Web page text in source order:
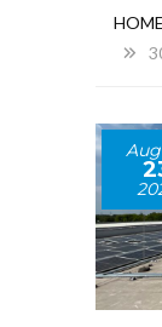
HOME